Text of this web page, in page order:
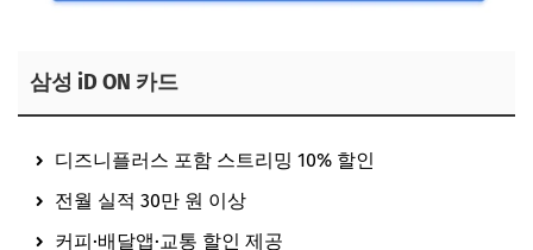
삼성 iD ON 카드
디즈니플러스 포함 스트리밍 10% 할인
전월 실적 30만 원 이상
커피·배달앱·교통 할인 제공